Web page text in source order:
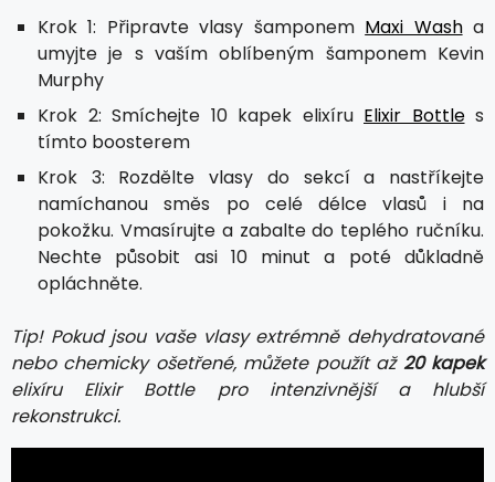
Krok 1: Připravte vlasy šamponem Maxi Washa
umyjte je s vaším oblíbeným šamponem Kevin
Murphy
Krok 2: Smíchejte 10 kapek elixíru Elixir Bottles
tímto boosterem
Krok 3: Rozdělte vlasy do sekcí a nastříkejte
namíchanou směs po celé délce vlasů i na
pokožku. Vmasírujte a zabalte do teplého ručníku.
Nechte působit asi 10 minut a poté důkladně
opláchněte.
Tip! Pokud jsou vaše vlasy extrémně dehydratované
nebo chemicky ošetřené, můžete použít až 20 kapek
elixíru Elixir Bottle pro intenzivnější a hlubší
rekonstrukci.